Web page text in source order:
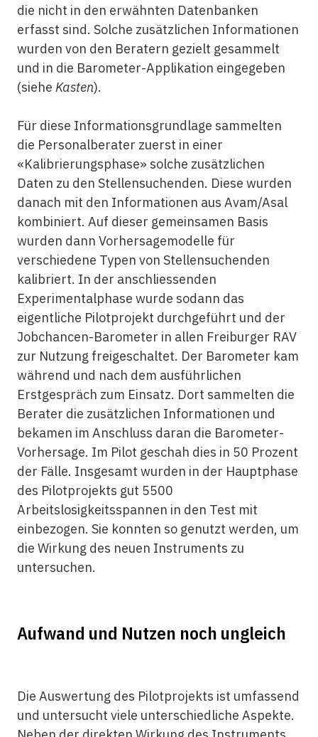
die nicht in den erwähnten Datenbanken
erfasst sind. Solche zusätzlichen Informationen
wurden von den Beratern gezielt gesammelt
und in die Barometer-Applikation eingegeben
(siehe Kasten).
Für diese Informationsgrundlage sammelten
die Personalberater zuerst in einer
«Kalibrierungsphase» solche zusätzlichen
Daten zu den Stellensuchenden. Diese wurden
danach mit den Informationen aus Avam/Asal
kombiniert. Auf dieser gemeinsamen Basis
wurden dann Vorhersagemodelle für
verschiedene Typen von Stellensuchenden
kalibriert. In der anschliessenden
Experimentalphase wurde sodann das
eigentliche Pilotprojekt durchgeführt und der
Jobchancen-Barometer in allen Freiburger RAV
zur Nutzung freigeschaltet. Der Barometer kam
während und nach dem ausführlichen
Erstgespräch zum Einsatz. Dort sammelten die
Berater die zusätzlichen Informationen und
bekamen im Anschluss daran die Barometer-
Vorhersage. Im Pilot geschah dies in 50 Prozent
der Fälle. Insgesamt wurden in der Hauptphase
des Pilotprojekts gut 5500
Arbeitslosigkeitsspannen in den Test mit
einbezogen. Sie konnten so genutzt werden, um
die Wirkung des neuen Instruments zu
untersuchen.
Aufwand und Nutzen noch ungleich
Die Auswertung des Pilotprojekts ist umfassend
und untersucht viele unterschiedliche Aspekte.